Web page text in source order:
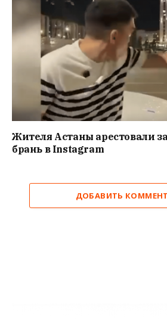
Жителя Астаны арестовали
брань в Instagram
ДОБАВИТЬ